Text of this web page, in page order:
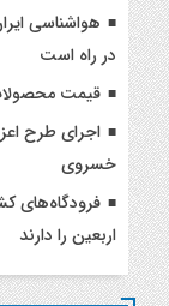
هواشناسی
در راه است
قیمت محصولات
اجرای طرح
خسروی
فرودگاه‌های
اربعین را دارند